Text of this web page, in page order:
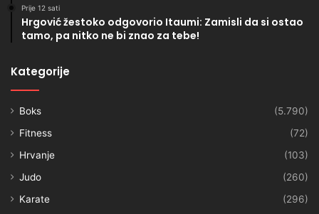
Prije 12 sati
Hrgović žestoko odgovorio Itaumi: Zamisli da si ostao
tamo, pa nitko ne bi znao za tebe!
Kategorije
Boks
(5.790)
Fitness
(72)
Hrvanje
(103)
Judo
(260)
Karate
(296)